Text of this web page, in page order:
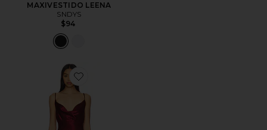
MAXIVESTIDO LEENA
SNDYS
$94
Favorite VESTIDO SKIN